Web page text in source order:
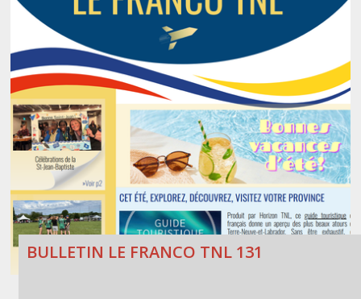
BULLETIN LE FRANCO TNL 131